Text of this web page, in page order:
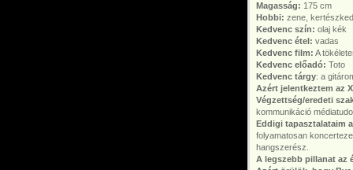
Magasság: 175 cm
Hobbi: zene,
Kedvenc szín: olaj kék
Kedvenc étel: vadas
Kedvenc film: A
Kedvenc előadó: Toto
Kedvenc tárgy: a
Azért jelentkeztem az
Végzettség/eredeti
kommunikáció
Eddigi tapasztalataim
folyamatosan
hangszerész.
A legszebb pillanat az